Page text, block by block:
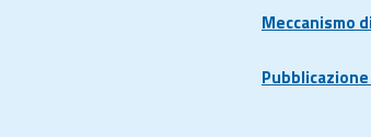
Meccanismo